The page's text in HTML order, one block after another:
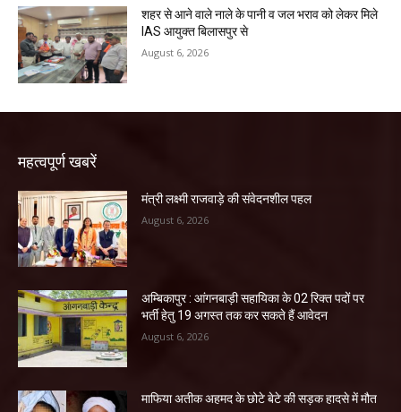
शहर से आने वाले नाले के पानी व जल भराव को लेकर मिले
IAS आयुक्त बिलासपुर से
August 6, 2026
महत्वपूर्ण खबरें
मंत्री लक्ष्मी राजवाड़े की संवेदनशील पहल
August 6, 2026
अम्बिकापुर : आंगनबाड़ी सहायिका के 02 रिक्त पदों पर
भर्ती हेतु 19 अगस्त तक कर सकते हैं आवेदन
August 6, 2026
माफिया अतीक अहमद के छोटे बेटे की सड़क हादसे में मौत